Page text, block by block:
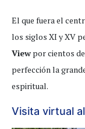
El que fuera el
los siglos XI y XV
View por cientos
perfección la
espiritual.
Visita virtual